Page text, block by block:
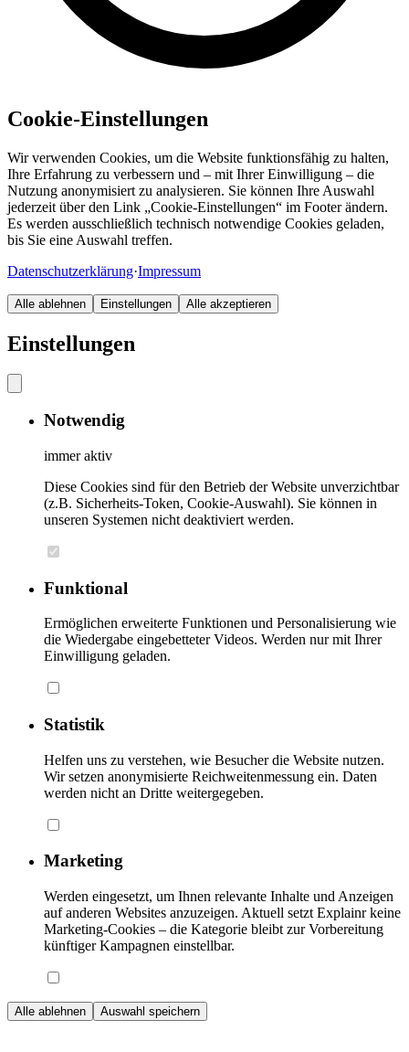
Cookie-Einstellungen
Wir verwenden Cookies, um die Website funktionsfähig zu halten,
Ihre Erfahrung zu verbessern und – mit Ihrer Einwilligung – die
Nutzung anonymisiert zu analysieren. Sie können Ihre Auswahl
jederzeit über den Link „Cookie-Einstellungen“ im Footer ändern.
Es werden ausschließlich technisch notwendige Cookies geladen,
bis Sie eine Auswahl treffen.
Datenschutzerklärung·Impressum
Alle ablehnen Einstellungen Alle akzeptieren
Einstellungen
Notwendig
immer aktiv
Diese Cookies sind für den Betrieb der Website unverzichtbar
(z.B. Sicherheits-Token, Cookie-Auswahl). Sie können in
unseren Systemen nicht deaktiviert werden.
Funktional
Ermöglichen erweiterte Funktionen und Personalisierung wie
die Wiedergabe eingebetteter Videos. Werden nur mit Ihrer
Einwilligung geladen.
Statistik
Helfen uns zu verstehen, wie Besucher die Website nutzen.
Wir setzen anonymisierte Reichweitenmessung ein. Daten
werden nicht an Dritte weitergegeben.
Marketing
Werden eingesetzt, um Ihnen relevante Inhalte und Anzeigen
auf anderen Websites anzuzeigen. Aktuell setzt Explainr keine
Marketing-Cookies – die Kategorie bleibt zur Vorbereitung
künftiger Kampagnen einstellbar.
Alle ablehnen Auswahl speichern